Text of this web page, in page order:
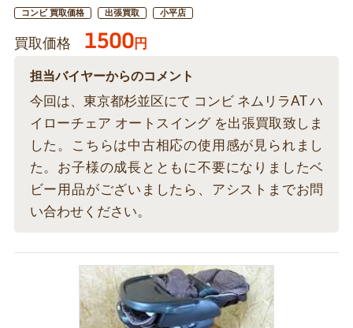
コンビ 買取価格 出張買取 小平店
買取価格 1500円
担当バイヤーからのコメント
今回は、東京都杉並区にて コンビ ネムリラAT ハ
イローチェア オートスイング を出張買取致しま
した。こちらは中古相応の使用感が見られまし
た。お子様の成長とともに不要になりましたベ
ビー用品がございましたら、アシストまでお問
い合わせください。